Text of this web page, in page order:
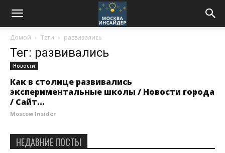
Домой Теги развивались
Тег: развивались
Новости
Как в столице развивались
экспериментальные школы / Новости города
/ Сайт...
Moscow Insider
НЕДАВНИЕ ПОСТЫ